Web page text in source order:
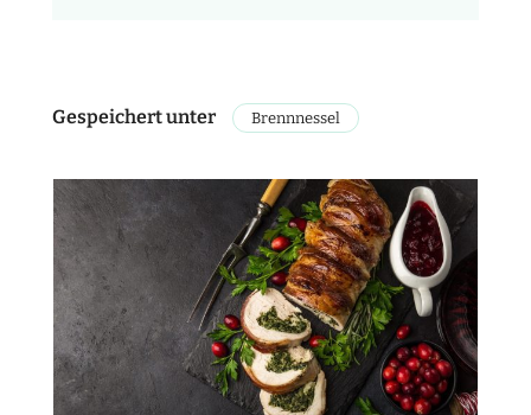
Gespeichert unter Brennnessel